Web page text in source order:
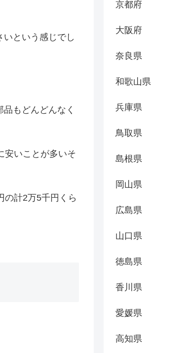
という感じでし
もどんどんなく
安いことが多いそ
の計2万5千円くら
京都府
大阪府
奈良県
和歌山県
兵庫県
鳥取県
島根県
岡山県
広島県
山口県
徳島県
香川県
愛媛県
高知県